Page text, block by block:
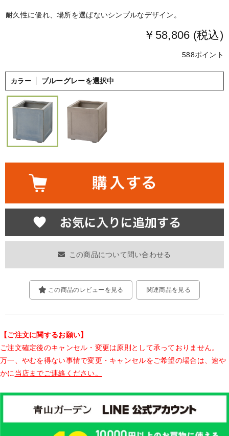
耐久性に優れ、場所を選ばないシンプルなデザイン。
￥58,806 (税込)
588ポイント
カラー ブルーグレーを選択中
この商品について問い合わせる
関連商品を見る
この商品のレビューを見る
【ご注文に関するお願い】
ご注文確定後のキャンセル・変更は原則として承っておりません。
万一、やむを得ない事情で変更・キャンセルをご希望の場合は、速や
かに 当店までご連絡ください。